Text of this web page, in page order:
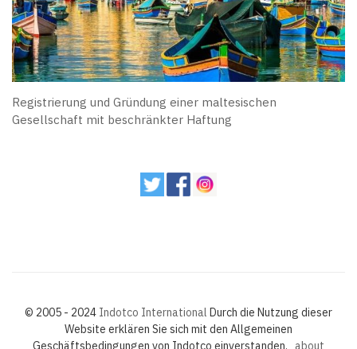
Registrierung und Gründung einer maltesischen
Gesellschaft mit beschränkter Haftung
© 2005 - 2024 Indotco International Durch die Nutzung dieser
Website erklären Sie sich mit den Allgemeinen
Geschäftsbedingungen von Indotco einverstanden. about